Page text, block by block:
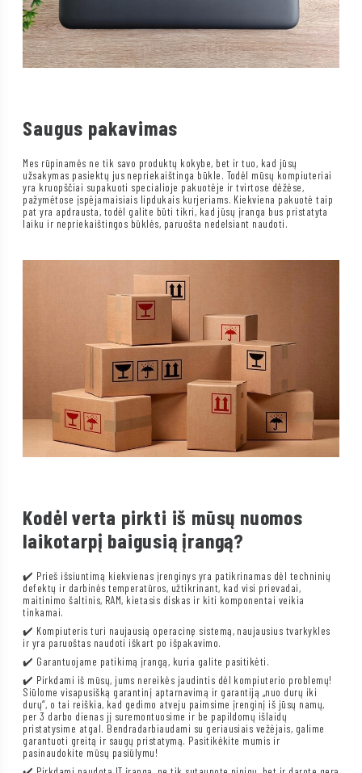
Saugus pakavimas
Mes rūpinamės ne tik savo produktų kokybe, bet ir tuo, kad jūsų
užsakymas pasiektų jus nepriekaištinga būkle. Todėl mūsų kompiuteriai
yra kruopščiai supakuoti specialioje pakuotėje ir tvirtose dėžėse,
pažymėtose įspėjamaisiais lipdukais kurjeriams. Kiekviena pakuotė taip
pat yra apdrausta, todėl galite būti tikri, kad jūsų įranga bus pristatyta
laiku ir nepriekaištingos būklės, paruošta nedelsiant naudoti.
Kodėl verta pirkti iš mūsų nuomos
laikotarpį baigusią įrangą?
✔️ Prieš išsiuntimą kiekvienas įrenginys yra patikrinamas dėl techninių
defektų ir darbinės temperatūros, užtikrinant, kad visi prievadai,
maitinimo šaltinis, RAM, kietasis diskas ir kiti komponentai veikia
tinkamai.
✔️ Kompiuteris turi naujausią operacinę sistemą, naujausius tvarkykles
ir yra paruoštas naudoti iškart po išpakavimo.
✔️ Garantuojame patikimą įrangą, kuria galite pasitikėti.
✔️ Pirkdami iš mūsų, jums nereikės jaudintis dėl kompiuterio problemų!
Siūlome visapusišką garantinį aptarnavimą ir garantiją „nuo durų iki
durų“, o tai reiškia, kad gedimo atveju paimsime įrenginį iš jūsų namų,
per 3 darbo dienas jį suremontuosime ir be papildomų išlaidų
pristatysime atgal. Bendradarbiaudami su geriausiais vežėjais, galime
garantuoti greitą ir saugų pristatymą. Pasitikėkite mumis ir
pasinaudokite mūsų pasiūlymu!